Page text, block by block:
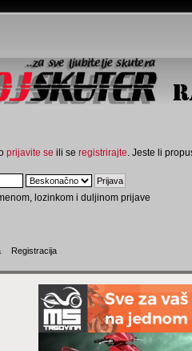
prijavite se ili se registrirajte . Jeste li
lozinkom i duljinom prijave
Registracija